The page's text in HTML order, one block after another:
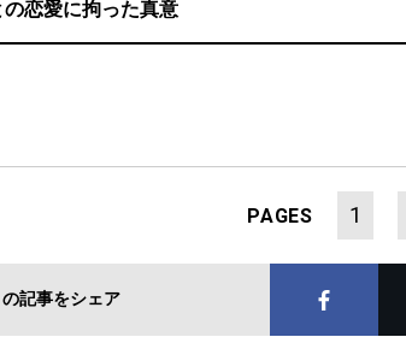
の恋愛に拘った真意
PAGES 1
記事をシェア